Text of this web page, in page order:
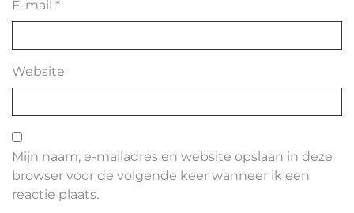
E-mail *
Website
Mijn naam, e-mailadres en website opslaan in deze
browser voor de volgende keer wanneer ik een
reactie plaats.